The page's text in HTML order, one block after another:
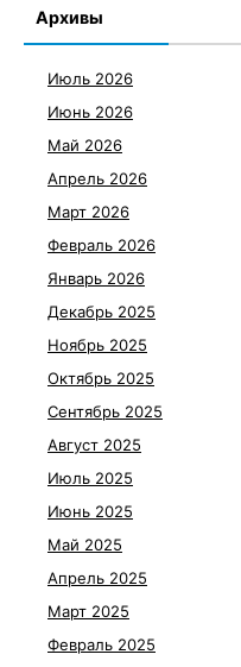
Архивы
Июль 2026
Июнь 2026
Май 2026
Апрель 2026
Март 2026
Февраль 2026
Январь 2026
Декабрь 2025
Ноябрь 2025
Октябрь 2025
Сентябрь 2025
Август 2025
Июль 2025
Июнь 2025
Май 2025
Апрель 2025
Март 2025
Февраль 2025